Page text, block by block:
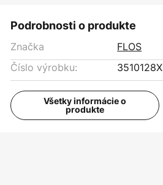
Podrobnosti o produkte
Značka
FLOS
Číslo výrobku:
3510128X
Všetky informácie o
produkte